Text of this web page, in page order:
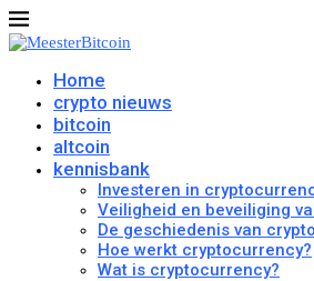
Home
crypto nieuws
bitcoin
altcoin
kennisbank
Investeren in
Veiligheid en beveiliging
De geschiedenis van
Hoe werkt cryptocurrency?
Wat is cryptocurrency?